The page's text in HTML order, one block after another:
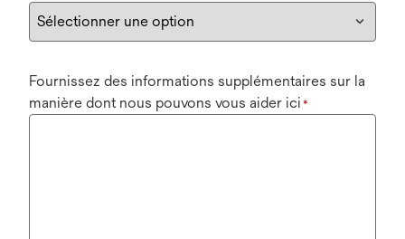
Fournissez des informations supplémentaires sur la
manière dont nous pouvons vous aider ici *